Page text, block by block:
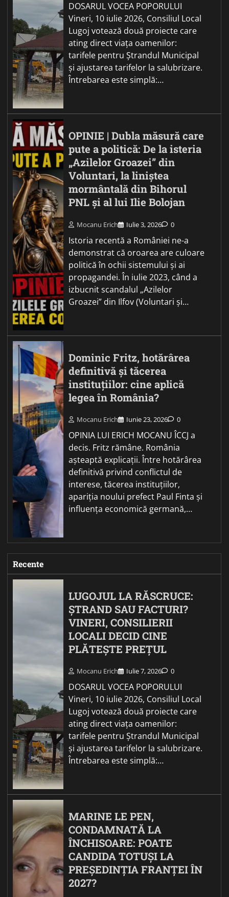
DOSARUL VOCEA POPORULUI
Vineri, 10 iulie 2026, Consiliul Local
Lugoj votează două proiecte care
ating direct viața oamenilor:
tarifele pentru Ștrandul Municipal
și ajustarea tarifelor la salubrizare.
Întrebarea este simplă:…
OPINIE | Dubla măsură care
pute a politică: De la isteria
„Azilelor Groazei” din
Voluntari, la liniștea
mormântală din Bihorul
PNL și al lui Ilie Bolojan
Mocanu Erich Iulie 3, 2026 0
Istoria recentă a României ne-a
demonstrat că oroarea are culoare
politică în ochii sistemului și ai
propagandei. În iulie 2023, când a
izbucnit scandalul „Azilelor
Groazei” din Ilfov (Voluntari și…
Dominic Fritz, hotărârea
definitivă și tăcerea
instituțiilor: cine aplică
legea în România?
Mocanu Erich Iunie 23, 2026 0
OPINIA LUI ERICH MOCANU ÎCCJ a
decis. Fritz rămâne. România
așteaptă explicații. Între hotărârea
definitivă privind conflictul de
interese, tăcerea instituțiilor,
apariția noului prefect Paul Finta și
influența economică germană,…
Recente
LUGOJUL LA RĂSCRUCE:
ȘTRAND SAU FACTURI?
VINERI, CONSILIERII
LOCALI DECID CINE
PLĂTEȘTE PREȚUL
Mocanu Erich Iulie 7, 2026 0
DOSARUL VOCEA POPORULUI
Vineri, 10 iulie 2026, Consiliul Local
Lugoj votează două proiecte care
ating direct viața oamenilor:
tarifele pentru Ștrandul Municipal
și ajustarea tarifelor la salubrizare.
Întrebarea este simplă:…
MARINE LE PEN,
CONDAMNATĂ LA
ÎNCHISOARE: POATE
CANDIDA TOTUȘI LA
PREȘEDINȚIA FRANȚEI ÎN
2027?